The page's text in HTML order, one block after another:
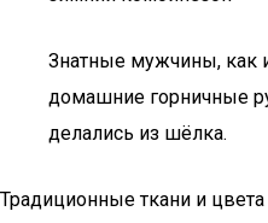
Знатные мужчины,
домашние горничные
делались из шёлка.
Традиционные ткани и цвета